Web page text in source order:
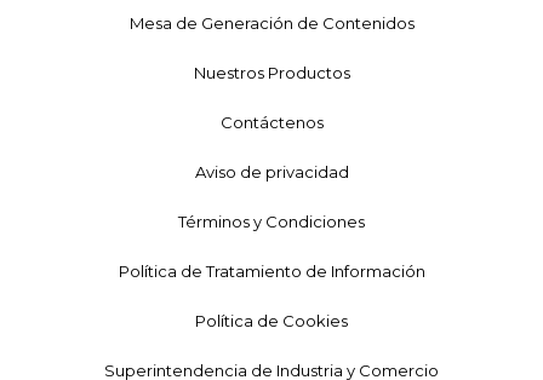
Mesa de Generación de Contenidos
Nuestros Productos
Contáctenos
Aviso de privacidad
Términos y Condiciones
Política de Tratamiento de Información
Política de Cookies
Superintendencia de Industria y Comercio